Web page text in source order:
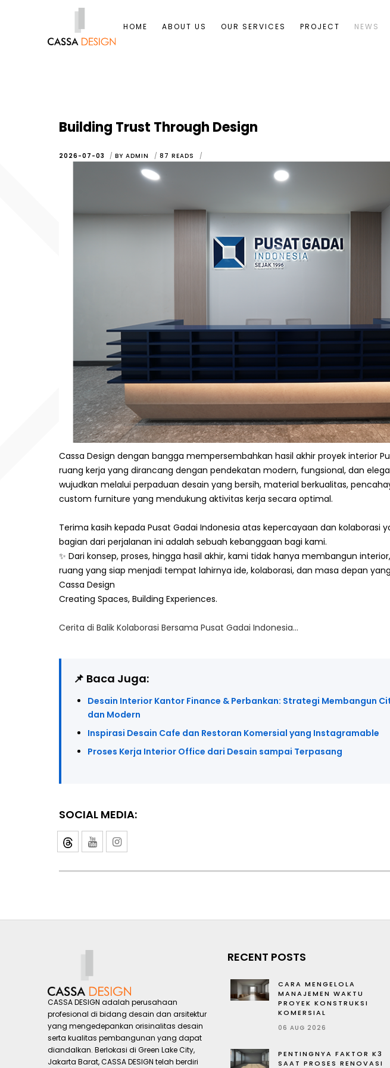
HOME ABOUT US OUR SERVICES PROJECT NEWS
Building Trust Through Design
2026-07-03 BY ADMIN 87 READS
Cassa Design dengan bangga mempersembahkan hasil akhir proyek interior
ruang kerja yang dirancang dengan pendekatan modern, fungsional, dan
wujudkan melalui perpaduan desain yang bersih, material berkualitas,
custom furniture yang mendukung aktivitas kerja secara optimal.
Terima kasih kepada Pusat Gadai Indonesia atas kepercayaan dan kolaborasi
bagian dari perjalanan ini adalah sebuah kebanggaan bagi kami.
✨ Dari konsep, proses, hingga hasil akhir, kami tidak hanya membangun
ruang yang siap menjadi tempat lahirnya ide, kolaborasi, dan masa depan
Cassa Design
Creating Spaces, Building Experiences.
Cerita di Balik Kolaborasi Bersama Pusat Gadai Indonesia…
📌 Baca Juga:
Desain Interior Kantor Finance & Perbankan: Strategi Membangun
dan Modern
Inspirasi Desain Cafe dan Restoran Komersial yang Instagramable
Proses Kerja Interior Office dari Desain sampai Terpasang
SOCIAL MEDIA:
CASSA DESIGN adalah perusahaan
profesional di bidang desain dan arsitektur
yang mengedepankan orisinalitas desain
serta kualitas pembangunan yang dapat
diandalkan. Berlokasi di Green Lake City,
Jakarta Barat, CASSA DESIGN telah berdiri
RECENT POSTS
CARA MENGELOLA
MANAJEMEN WAKTU
PROYEK KONSTRUKSI
KOMERSIAL
06 AUG 2026
PENTINGNYA FAKTOR K3
SAAT PROSES RENOVASI